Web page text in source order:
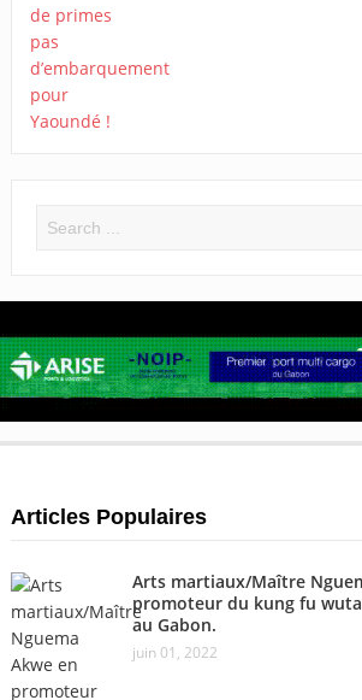
Articles Populaires
Arts martiaux/Maître
promoteur du kung fu
au Gabon.
juin 01, 2022